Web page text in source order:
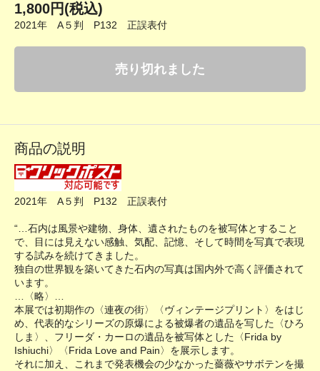
1,800円(税込)
2021年 A５判 P132 正誤表付
売り切れました
商品の説明
2021年 A５判 P132 正誤表付
“…石内は風景や建物、身体、遺されたものを被写体とすること
で、目には見えない感触、気配、記憶、そして時間を写真で表現
する試みを続けてきました。
独自の世界観を築いてきた石内の写真は国内外で高く評価されて
います。
…〈略〉…
本展では初期作の〈連夜の街〉〈ヴィンテージプリント〉をはじ
め、代表的なシリーズの原爆による被爆者の遺品を写した〈ひろ
しま〉、フリーダ・カーロの遺品を被写体とした〈Frida by
Ishiuchi〉〈Frida Love and Pain〉を展示します。
それに加え、これまで発表機会の少なかった薔薇やサボテンを撮